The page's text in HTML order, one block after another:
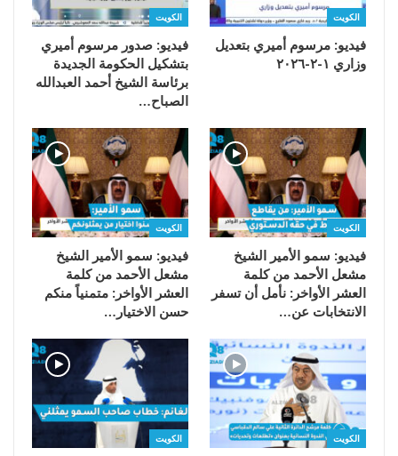
الكويت
فيديو: مرسوم أميري بتعديل
وزاري ١-٢-٢٠٢٦
الكويت
فيديو: صدور مرسوم أميري
بتشكيل الحكومة الجديدة
برئاسة الشيخ أحمد العبدالله
الصباح…
الكويت
فيديو: سمو الأمير الشيخ
مشعل الأحمد من كلمة
العشر الأواخر: نأمل أن تسفر
الانتخابات عن…
الكويت
فيديو: سمو الأمير الشيخ
مشعل الأحمد من كلمة
العشر الأواخر: متمنياً منكم
حسن الاختيار…
الكويت الكويت